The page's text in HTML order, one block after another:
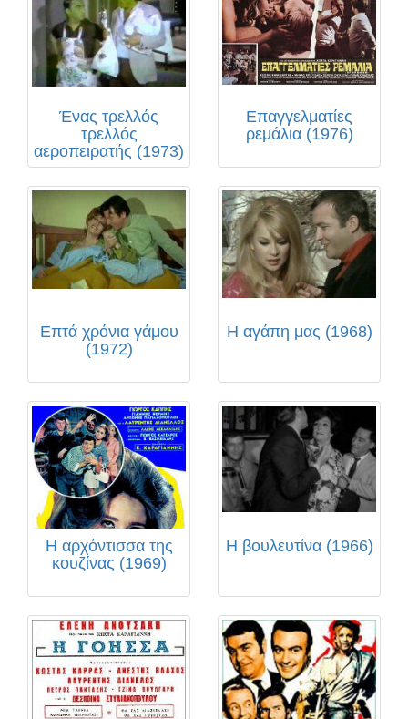
Ένας τρελλός
τρελλός
αεροπειρατής (1973)
Επαγγελματίες
ρεμάλια (1976)
Επτά χρόνια γάμου
(1972)
Η αγάπη μας (1968)
Η αρχόντισσα της
κουζίνας (1969)
Η βουλευτίνα (1966)